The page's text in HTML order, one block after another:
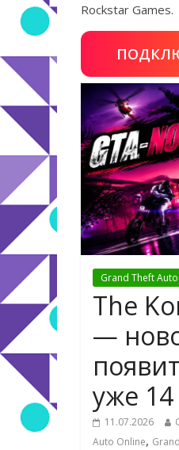
Rockstar Games.
Grand Theft Auto
The
—
уже
11.07.2026
Auto Online,